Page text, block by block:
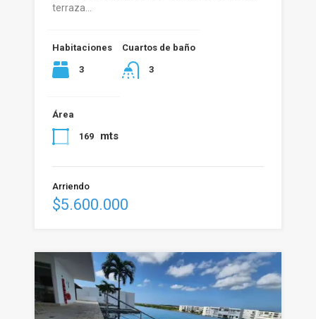
terraza…
Habitaciones
3
Cuartos de baño
3
Área
169 mts
Arriendo
$5.600.000